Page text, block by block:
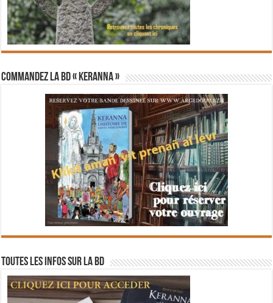
Commandez la BD « Keranna »
Toutes les infos sur la BD